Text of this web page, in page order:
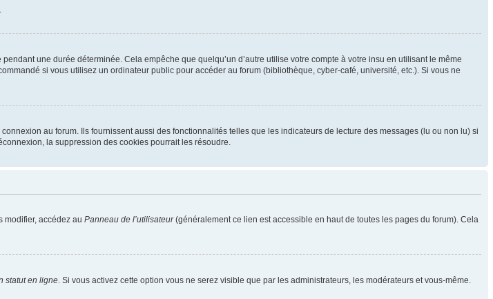
une durée déterminée. Cela empêche que quelqu’un d’autre utilise votre compte à votre insu en utilisant le même
si vous utilisez un ordinateur public pour accéder au forum (bibliothèque, cyber-café, université, etc.). Si vous ne
au forum. Ils fournissent aussi des fonctionnalités telles que les indicateurs de lecture des messages (lu ou non lu) si
la suppression des cookies pourrait les résoudre.
modifier, accédez au Panneau de l’utilisateur(généralement ce lien est accessible en haut de toutes les pages du forum). Cela
statut en ligne . Si vous activez cette option vous ne serez visible que par les administrateurs, les modérateurs et vous-même.